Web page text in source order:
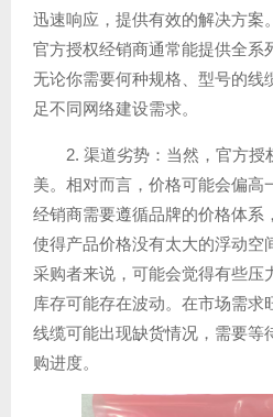
迅速响应，提供有效的解决方案
官方授权经销商通常能提供全系
无论你需要何种规格、型号的线
足不同网络建设需求。
2. 渠道劣势：当然，官方
美。相对而言，价格可能会偏高
经销商需要遵循品牌的价格体系
使得产品价格没有太大的浮动空
采购者来说，可能会觉得有些压
库存可能存在波动。在市场需求
线缆可能出现缺货情况，需要等
购进度。